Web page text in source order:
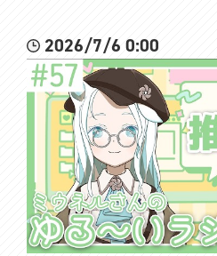
2026/7/6 0:00